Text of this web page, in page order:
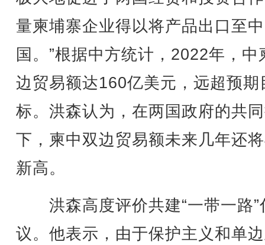
量柬埔寨企业得以将产品出口至中
国。”根据中方统计，2022年，中
边贸易额达160亿美元，远超预期
标。洪森认为，在两国政府的共
下，柬中双边贸易额未来几年还
新高。
洪森高度评价共建“一带一路”
议。他表示，由于保护主义和单